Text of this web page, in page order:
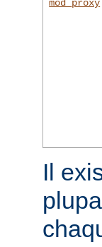
mod_proxy
Il